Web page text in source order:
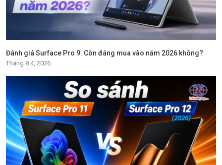
Đánh giá Surface Pro 9: Còn đáng mua vào năm 2026 không?
Tháng 8 4, 2026